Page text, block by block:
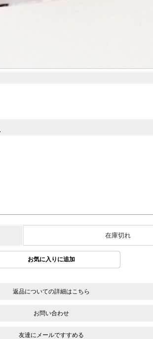
在庫切れ
返品についての詳細はこちら
お問い合わせ
友達にメールですすめる